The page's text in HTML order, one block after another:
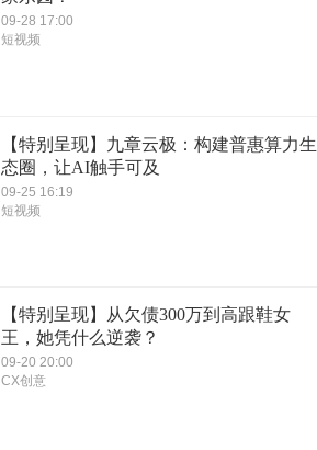
09-28 17:00
短视频
【特别呈现】九章云极：构建普惠算力生
态圈，让AI触手可及
09-25 16:19
短视频
【特别呈现】从欠债300万到高跟鞋女
王，她凭什么逆袭？
09-20 20:00
CX创意